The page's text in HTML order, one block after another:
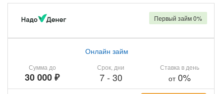
Сумма до
30 000 ₽
Онлайн займ
Срок, дни
7- 30
Ставка в день
от0%
Первый займ 0%